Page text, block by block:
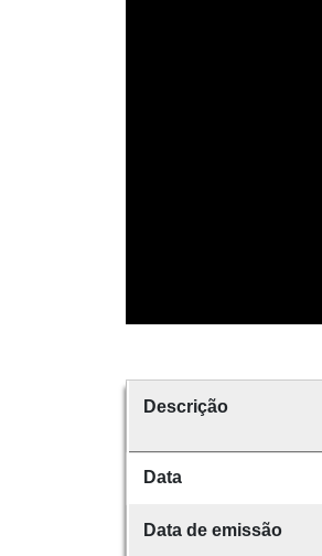
Descrição
Data
Data de emissão